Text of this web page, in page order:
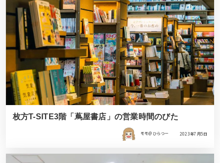
枚方T-SITE3階「蔦屋書店」の営業時間のびた
モモ＠ひらつー 2023年7月5日